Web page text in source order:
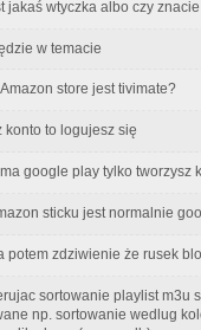
jakaś wtyczka albo czy
w temacie
store jest tivimate?
konto to logujesz się
google play tylko tworzysz
sticku jest normalnie
potem zdziwienie że rusek
sortowanie playlist m3u
np. sortowanie wedlug